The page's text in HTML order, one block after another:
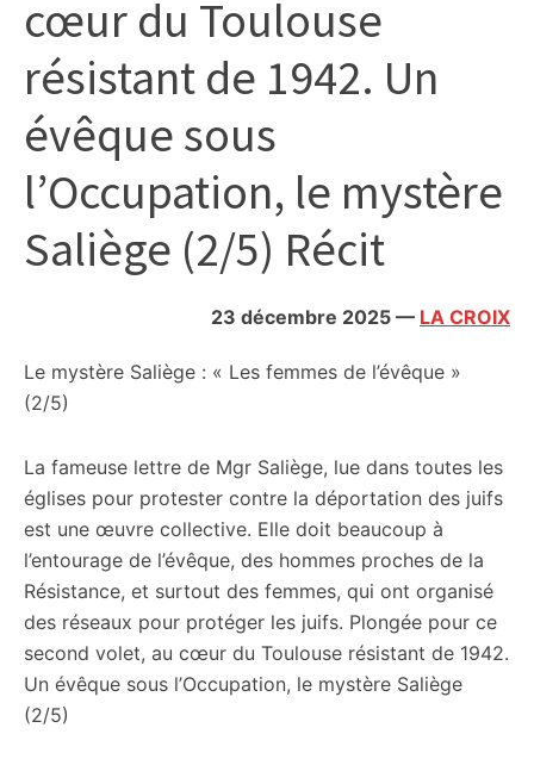
cœur du Toulouse
résistant de 1942. Un
évêque sous
l’Occupation, le mystère
Saliège (2/5) Récit
23 décembre 2025 — LA CROIX
Le mystère Saliège : « Les femmes de l’évêque »
(2/5)
La fameuse lettre de Mgr Saliège, lue dans toutes les
églises pour protester contre la déportation des juifs
est une œuvre collective. Elle doit beaucoup à
l’entourage de l’évêque, des hommes proches de la
Résistance, et surtout des femmes, qui ont organisé
des réseaux pour protéger les juifs. Plongée pour ce
second volet, au cœur du Toulouse résistant de 1942.
Un évêque sous l’Occupation, le mystère Saliège
(2/5)